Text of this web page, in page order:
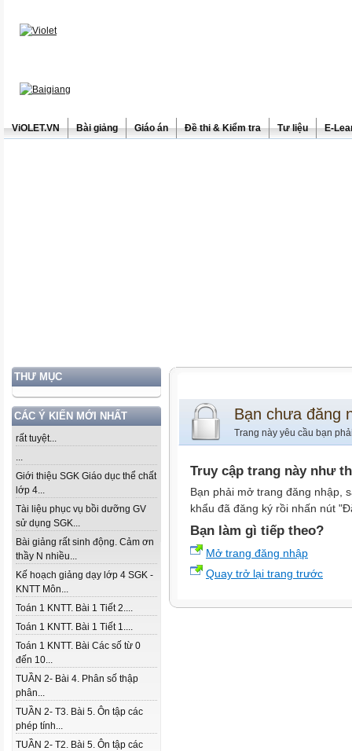
ViOLET.VN Bài giảng Giáo án Đề thi & Kiểm tra Tư liệu E-
THƯ MỤC
CÁC Ý KIẾN MỚI NHẤT
rất tuyệt...
...
Giới thiệu SGK Giáo dục thể chất
lớp 4...
Tài liệu phục vụ bồi dưỡng GV
sử dụng SGK...
Bài giảng rất sinh động. Cảm ơn
thầy N nhiều...
Kế hoạch giảng dạy lớp 4 SGK -
KNTT Môn...
Toán 1 KNTT. Bài 1 Tiết 2....
Toán 1 KNTT. Bài 1 Tiết 1....
Toán 1 KNTT. Bài Các số từ 0
đến 10...
TUẦN 2- Bài 4. Phân số thập
phân...
TUẦN 2- T3. Bài 5. Ôn tập các
phép tính...
TUẦN 2- T2. Bài 5. Ôn tập các
Bạn chưa đăng
Trang này yêu cầu bạn
Truy cập trang này như
Bạn phải mở trang đăng nhập,
khẩu đã đăng ký rồi nhấn nút
Bạn làm gì tiếp theo?
Mở trang đăng nhập
Quay trở lại trang trước